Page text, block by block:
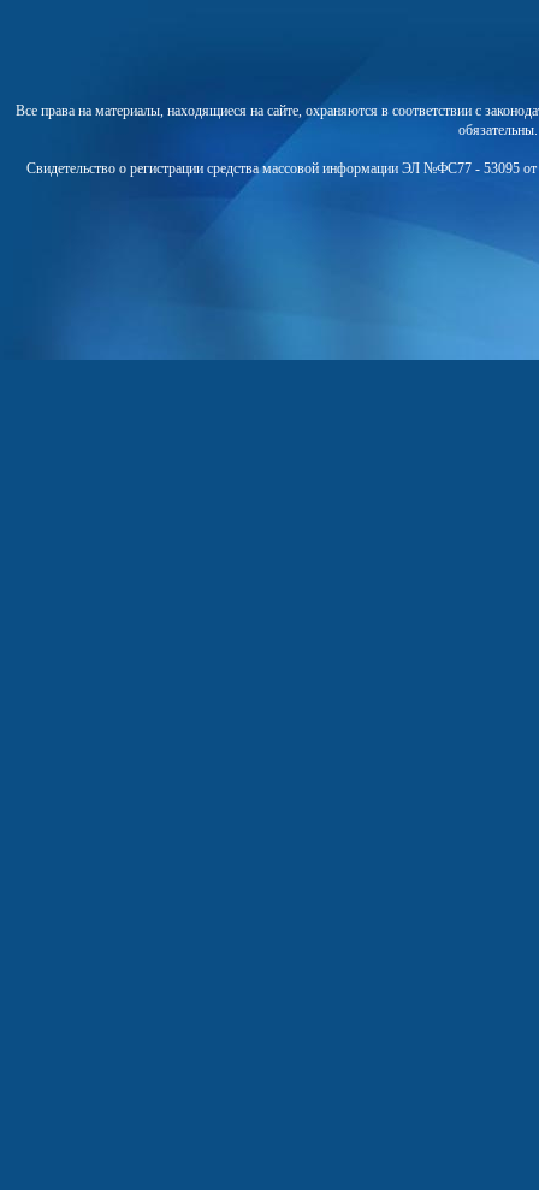
Все права на материалы, находящиеся на сайте, охраняются в соответствии с
Свидетельство о регистрации средства массовой информации ЭЛ №ФС77 - 53095